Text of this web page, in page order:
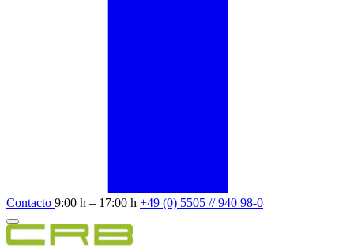
Contacto 9:00 h – 17:00 h +49 (0) 5505 // 940 98-0